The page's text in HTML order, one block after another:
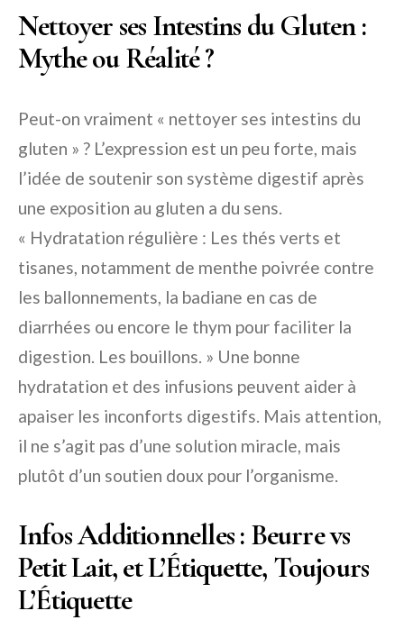
Nettoyer ses Intestins du Gluten :
Mythe ou Réalité ?
Peut-on vraiment « nettoyer ses intestins du
gluten » ? L’expression est un peu forte, mais
l’idée de soutenir son système digestif après
une exposition au gluten a du sens.
« Hydratation régulière : Les thés verts et
tisanes, notamment de menthe poivrée contre
les ballonnements, la badiane en cas de
diarrhées ou encore le thym pour faciliter la
digestion. Les bouillons. » Une bonne
hydratation et des infusions peuvent aider à
apaiser les inconforts digestifs. Mais attention,
il ne s’agit pas d’une solution miracle, mais
plutôt d’un soutien doux pour l’organisme.
Infos Additionnelles : Beurre vs
Petit Lait, et L’Étiquette, Toujours
L’Étiquette